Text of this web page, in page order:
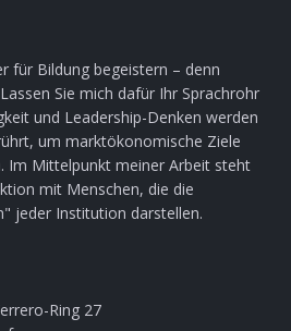
für Bildung begeistern – denn
Sie mich dafür Ihr Sprachrohr
und Leadership-Denken werden
um marktökonomische Ziele
Im Mittelpunkt meiner Arbeit steht
mit Menschen, die die
jeder Institution darstellen.
Ring 27